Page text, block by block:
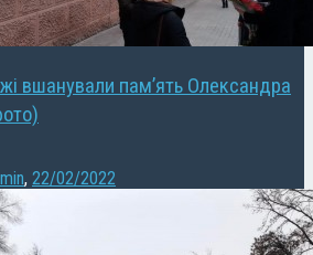
вшанували пам’ять Олександра
, 22/02/2022